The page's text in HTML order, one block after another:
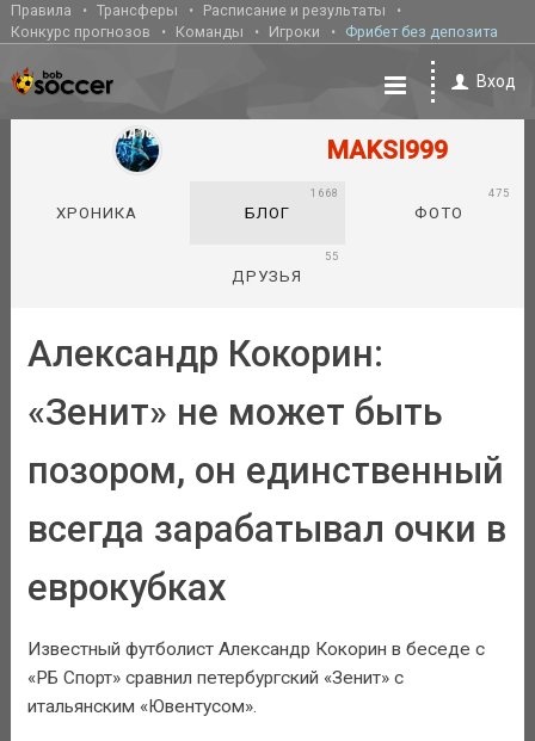
Правила Трансферы
Расписание и результаты
Конкурс прогнозов
Команды Игроки Фрибет без депозита
Вход
MAKSI999
ХРОНИКА БЛОГ
1668
ФОТО
475
ДРУЗЬЯ
55
Александр Кокорин:
«Зенит» не может быть
позором, он единственный
всегда зарабатывал очки в
еврокубках
Известный футболист Александр Кокорин в беседе с
«РБ Спорт» сравнил петербургский «Зенит» с
итальянским «Ювентусом».